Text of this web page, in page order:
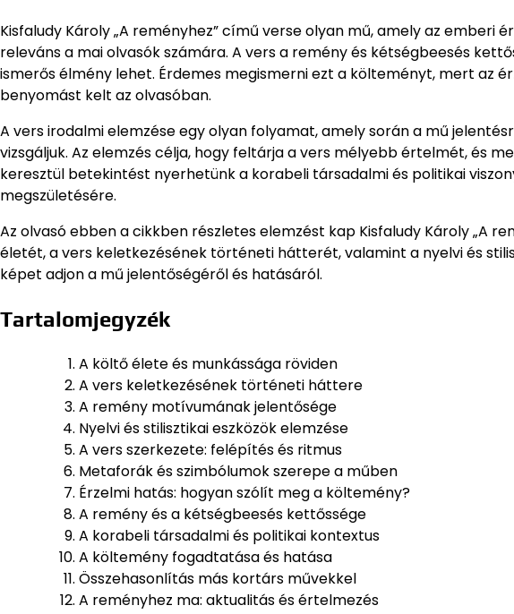
Kisfaludy Károly „A reményhez” című verse olyan mű, amely az emberi
releváns a mai olvasók számára. A vers a remény és kétségbeesés
ismerős élmény lehet. Érdemes megismerni ezt a költeményt, mert az
benyomást kelt az olvasóban.
A vers irodalmi elemzése egy olyan folyamat, amely során a mű
vizsgáljuk. Az elemzés célja, hogy feltárja a vers mélyebb értelmét, és
keresztül betekintést nyerhetünk a korabeli társadalmi és politikai
megszületésére.
Az olvasó ebben a cikkben részletes elemzést kap Kisfaludy Károly „A
életét, a vers keletkezésének történeti hátterét, valamint a nyelvi és
képet adjon a mű jelentőségéről és hatásáról.
Tartalomjegyzék
A költő élete és munkássága röviden
A vers keletkezésének történeti háttere
A remény motívumának jelentősége
Nyelvi és stilisztikai eszközök elemzése
A vers szerkezete: felépítés és ritmus
Metaforák és szimbólumok szerepe a műben
Érzelmi hatás: hogyan szólít meg a költemény?
A remény és a kétségbeesés kettőssége
A korabeli társadalmi és politikai kontextus
A költemény fogadtatása és hatása
Összehasonlítás más kortárs művekkel
A reményhez ma: aktualitás és értelmezés